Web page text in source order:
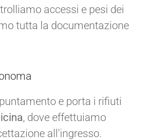
accessi e pesi dei
tutta la documentazione
e porta i rifiuti
, dove effettuiamo
all'ingresso.